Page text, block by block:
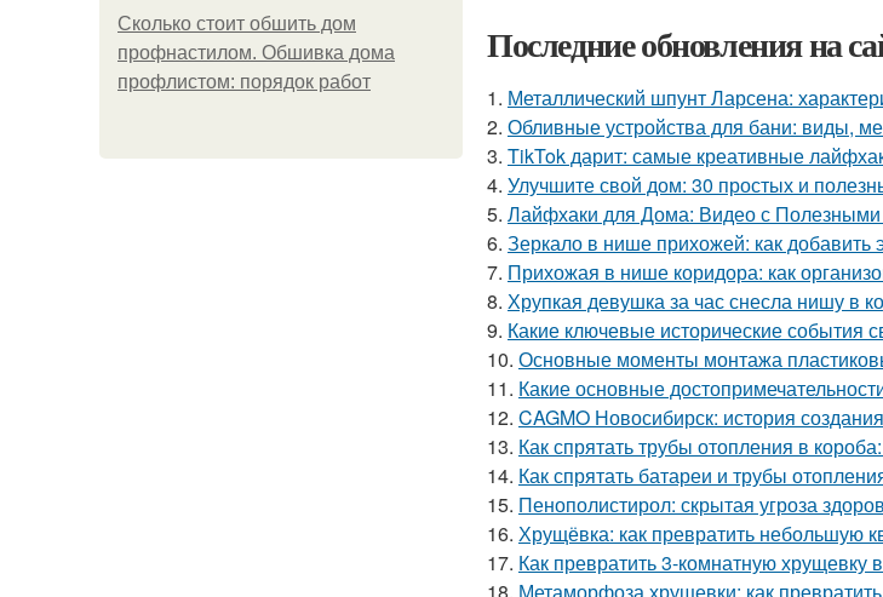
Сколько стоит обшить дом
профнастилом. Обшивка дома
профлистом: порядок работ
Последние обновления на
1. Металлический шпунт Ларсена:
2. Обливные устройства для бани: виды,
3. TikTok дарит: самые креативные
4. Улучшите свой дом: 30 простых и
5. Лайфхаки для Дома: Видео с
6. Зеркало в нише прихожей: как добавить
7. Прихожая в нише коридора: как
8. Хрупкая девушка за час снесла нишу в
9. Какие ключевые исторические события
10. Основные моменты монтажа
11. Какие основные
12. CAGMO Новосибирск: история
13. Как спрятать трубы отопления в
14. Как спрятать батареи и трубы
15. Пенополистирол: скрытая угроза
16. Хрущёвка: как превратить небольшую
17. Как превратить 3-комнатную хрущевку